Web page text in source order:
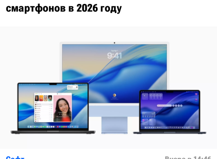
смартфонов в 2026 году